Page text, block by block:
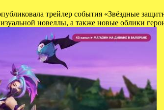
трейлер события «Звёздные
новеллы, а также новые облики